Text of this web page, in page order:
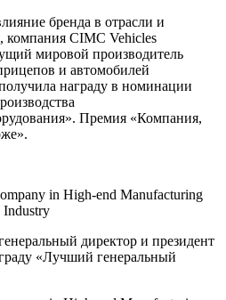
бренда в отрасли и
компания CIMC Vehicles
мировой производитель
и автомобилей
награду в номинации
Премия «Компания,
директор и президент
«Лучший генеральный